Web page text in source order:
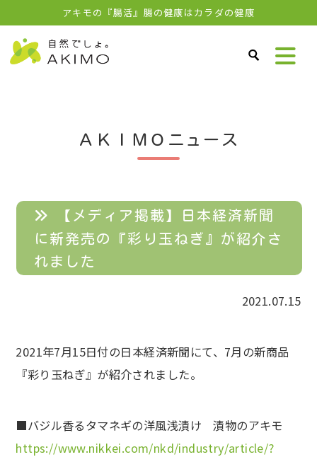
アキモの『腸活』腸の健康はカラダの健康
ＡＫＩＭＯニュース
【メディア掲載】日本経済新聞
に新発売の『彩り玉ねぎ』が紹介さ
れました
2021.07.15
2021年7月15日付の日本経済新聞にて、7月の新商品
『彩り玉ねぎ』が紹介されました。
■バジル香るタマネギの洋風浅漬け 漬物のアキモ
https://www.nikkei.com/nkd/industry/article/?